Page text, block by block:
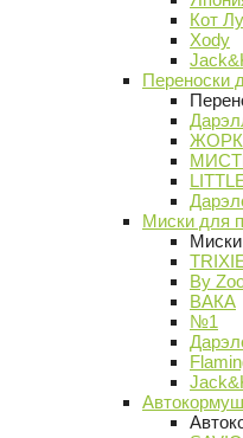
Кот
Xody
Переноски
Миски для
By
ВАКА
№1